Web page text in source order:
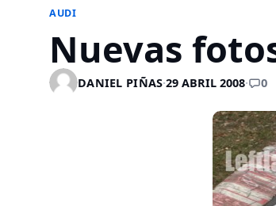
AUDI
Nuevas
DANIEL PIÑAS·29 ABRIL 2008· 0